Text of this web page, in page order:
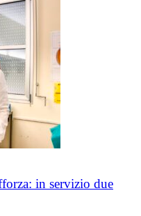
in servizio due